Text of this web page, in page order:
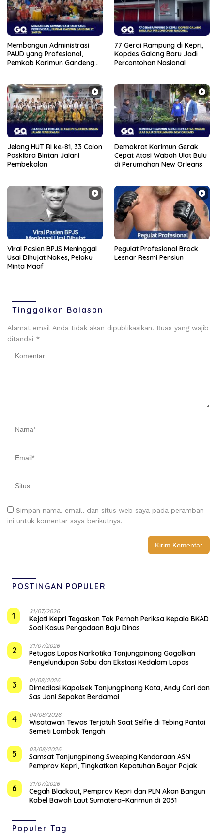
Membangun Administrasi
PAUD yang Profesional,
Pemkab Karimun Gandeng
77 Gerai Rampung di Kepri,
Kopdes Galang Baru Jadi
Percontohan Nasional
Jelang HUT RI ke-81, 33 Calon
Paskibra Bintan Jalani
Pembekalan
Demokrat Karimun Gerak
Cepat Atasi Wabah Ulat Bulu
di Perumahan New Orleans
Viral Pasien BPJS Meninggal
Usai Dihujat Nakes, Pelaku
Minta Maaf
Pegulat Profesional Brock
Lesnar Resmi Pensiun
Tinggalkan Balasan
Alamat email Anda tidak akan dipublikasikan. Ruas yang wajib
ditandai *
Simpan nama, email, dan situs web saya pada peramban
ini untuk komentar saya berikutnya.
POSTINGAN POPULER
1 31/07/2026
Kejati Kepri Tegaskan Tak Pernah Periksa Kepala BKAD
Soal Kasus Pengadaan Baju Dinas
2 31/07/2026
Petugas Lapas Narkotika Tanjungpinang Gagalkan
Penyelundupan Sabu dan Ekstasi Kedalam Lapas
3 01/08/2026
Dimediasi Kapolsek Tanjungpinang Kota, Andy Cori dan
Sas Joni Sepakat Berdamai
4 04/08/2026
Wisatawan Tewas Terjatuh Saat Selfie di Tebing Pantai
Semeti Lombok Tengah
5 03/08/2026
Samsat Tanjungpinang Sweeping Kendaraan ASN
Pemprov Kepri, Tingkatkan Kepatuhan Bayar Pajak
6 31/07/2026
Cegah Blackout, Pemprov Kepri dan PLN Akan Bangun
Kabel Bawah Laut Sumatera–Karimun di 2031
Populer Tag